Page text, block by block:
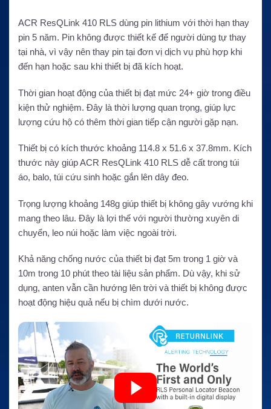
ACR ResQLink 410 RLS dùng pin lithium với thời hạn thay
pin 5 năm. Pin không được thiết kế để người dùng tự thay
tại nhà, vì vậy nên thay pin tại đơn vị dịch vụ phù hợp khi
đến hạn hoặc sau khi thiết bị đã kích hoạt.
Thời gian hoạt động của thiết bị đạt mức 24+ giờ trong điều
kiện thử nghiệm. Đây là thời lượng quan trọng, giúp lực
lượng cứu hộ có thêm thời gian tiếp cận người gặp nạn.
Thiết bị có kích thước khoảng 114.8 x 51.6 x 37.8mm. Kích
thước này giúp ACR ResQLink 410 RLS dễ cất trong túi
áo, balo, túi cứu sinh hoặc gắn lên dây đeo.
Trọng lượng khoảng 148g giúp thiết bị không gây vướng khi
mang theo lâu. Đây là lợi thế với người thường xuyên di
chuyển, leo núi hoặc làm việc ngoài trời.
Khả năng chống nước của thiết bị đạt 5m trong 1 giờ và
10m trong 10 phút theo tài liệu sản phẩm. Dù vậy, khi sử
dụng, anten vẫn cần hướng lên trời và thiết bị không được
hoạt động hiệu quả nếu bị chìm dưới nước.